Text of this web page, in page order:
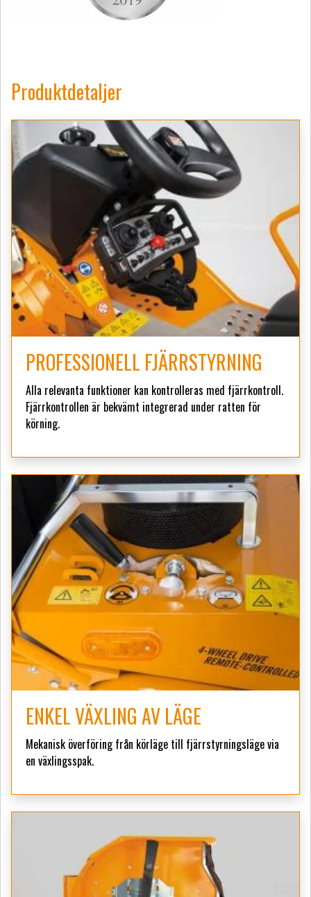
Produktdetaljer
PROFESSIONELL FJÄRRSTYRNING
Alla relevanta funktioner kan kontrolleras med fjärrkontroll.
Fjärrkontrollen är bekvämt integrerad under ratten för
körning.
ENKEL VÄXLING AV LÄGE
Mekanisk överföring från körläge till fjärrstyrningsläge via
en växlingsspak.